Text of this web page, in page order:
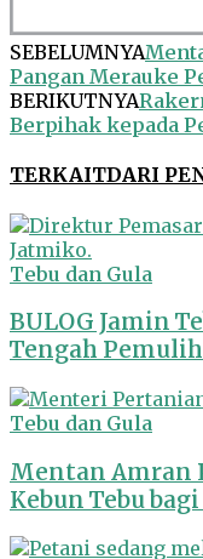
SEBELUMNYA
Pangan Merauke
BERIKUTNYA
Berpihak kepada
TERKAITDARI
Tebu dan Gula
BULOG Jamin
Tengah
Tebu dan Gula
Mentan Amran
Kebun Tebu